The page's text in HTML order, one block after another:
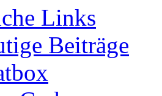
Links
Beiträge